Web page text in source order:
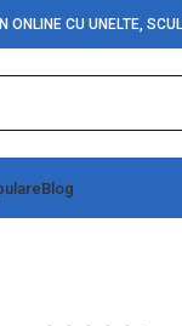
ONLINE CU UNELTE,
Blog